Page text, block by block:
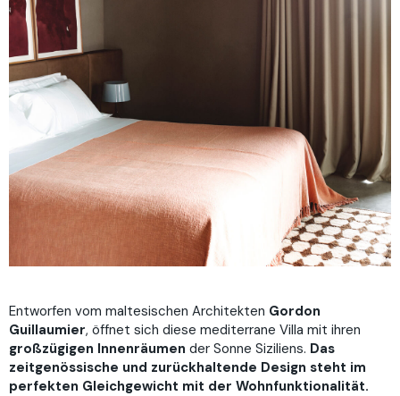
Entworfen vom maltesischen Architekten Gordon
Guillaumier, öffnet sich diese mediterrane Villa mit ihren
großzügigen Innenräumen der Sonne Siziliens. Das
zeitgenössische und zurückhaltende Design steht im
perfekten Gleichgewicht mit der Wohnfunktionalität.